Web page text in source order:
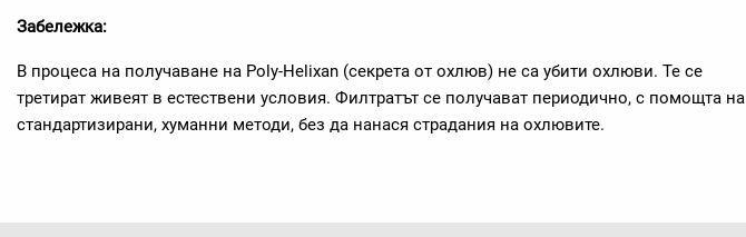
Забележка:
В процеса на получаване на Poly-Helixan (секрета от охлюв) не са убити охлюви. Те се
третират живеят в естествени условия. Филтратът се получават периодично, с помощта на
стандартизирани, хуманни методи, без да нанася страдания на охлювите.